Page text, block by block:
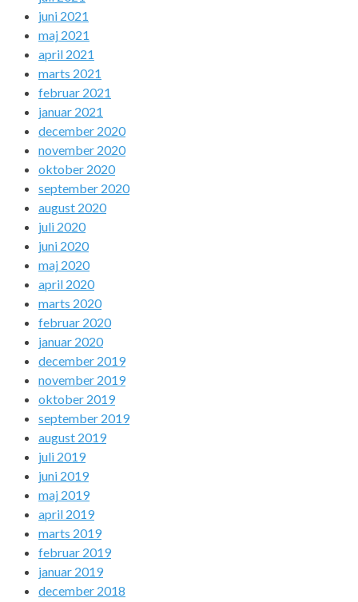
juni 2021
maj 2021
april 2021
marts 2021
februar 2021
januar 2021
december 2020
november 2020
oktober 2020
september 2020
august 2020
juli 2020
juni 2020
maj 2020
april 2020
marts 2020
februar 2020
januar 2020
december 2019
november 2019
oktober 2019
september 2019
august 2019
juli 2019
juni 2019
maj 2019
april 2019
marts 2019
februar 2019
januar 2019
december 2018